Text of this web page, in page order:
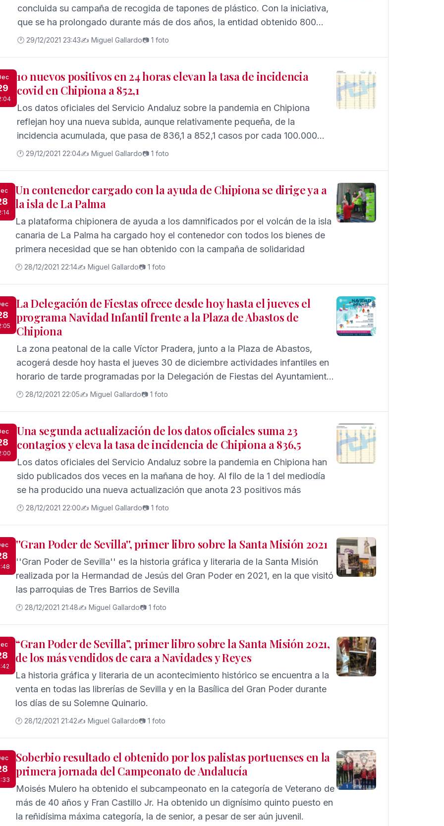
concluida su campaña de recogida de tapones de plástico. Con la iniciativa,
que se ha prolongado durante más de dos años, la entidad obtenido 800
euros que destinará a sufragar los materiales que se usan en las clases y
🕐 29/12/2021 23:43✍️ Miguel Gallardo📷 1 foto
10 nuevos positivos en 24 horas elevan la tasa de incidencia
covid en Chipiona a 852,1
Los datos oficiales del Servicio Andaluz sobre la pandemia en Chipiona
reflejan hoy una nueva subida, aunque relativamente pequeña, de la
incidencia acumulada, que pasa de 836,1 a 852,1 casos por cada 100.000
habitantes.
🕐 29/12/2021 22:04✍️ Miguel Gallardo📷 1 foto
Un contenedor cargado con la ayuda de Chipiona se dirige ya a
la isla de La Palma
La plataforma chipionera de ayuda a los damnificados por el volcán de la isla
canaria de La Palma ha cargado hoy el contenedor con todos los bienes de
primera necesidad que se han obtenido con la campaña de solidaridad
🕐 28/12/2021 22:14✍️ Miguel Gallardo📷 1 foto
La Delegación de Fiestas ofrece desde hoy hasta el jueves el
programa Navidad Infantil frente a la Plaza de Abastos de
Chipiona
La zona peatonal de la calle Víctor Pradera, junto a la Plaza de Abastos,
acogerá desde hoy hasta el jueves 30 de diciembre actividades infantiles en
horario de tarde programadas por la Delegación de Fiestas del Ayuntamiento
de Chipiona
🕐 28/12/2021 22:05✍️ Miguel Gallardo📷 1 foto
Una segunda actualización de los datos oficiales suma 23
contagios y eleva la tasa de incidencia de Chipiona a 836,5
Los datos oficiales del Servicio Andaluz sobre la pandemia en Chipiona han
sido publicados dos veces en la mañana de hoy. Al filo de la 1 del mediodía
se ha producido una nueva actualización que anota 23 positivos más
🕐 28/12/2021 22:00✍️ Miguel Gallardo📷 1 foto
''Gran Poder de Sevilla'', primer libro sobre la Santa Misión 2021
''Gran Poder de Sevilla'' es la historia gráfica y literaria de la Santa Misión
realizada por la Hermandad de Jesús del Gran Poder en 2021, en la que visitó
las parroquias de Tres Barrios de Sevilla
🕐 28/12/2021 21:48✍️ Miguel Gallardo📷 1 foto
“Gran Poder de Sevilla”, primer libro sobre la Santa Misión 2021,
de los más vendidos de cara a Navidades y Reyes
La historia gráfica y literaria de un acontecimiento histórico se encuentra a la
venta en todas las librerías de Sevilla y en la Basílica del Gran Poder durante
los días de su Solemne Quinario.
🕐 28/12/2021 21:42✍️ Miguel Gallardo📷 1 foto
Soberbio resultado el obtenido por los palistas portuenses en la
primera jornada del Campeonato de Andalucía
Moisés Mulero ha obtenido el subcampeonato en la categoría de Veterano de
más de 40 años y Fran Castillo Jr. Ha obtenido un dignísimo quinto puesto en
la reñidísima máxima categoría, la de senior, a pesar de ser aún juvenil.